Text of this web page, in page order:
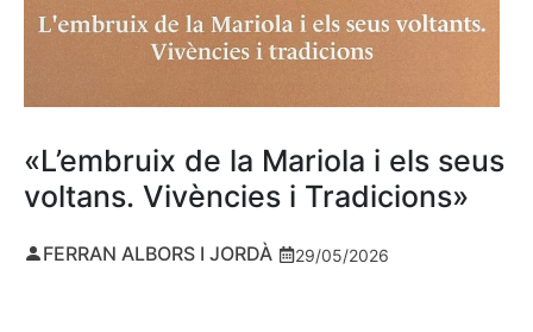
«L’embruix de la Mariola i els seus
voltans. Vivències i Tradicions»
FERRAN ALBORS I JORDÀ 29/05/2026